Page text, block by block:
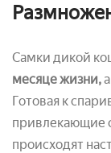
Самки дикой
месяце жизни,
Готовая к
привлекающие
происходят